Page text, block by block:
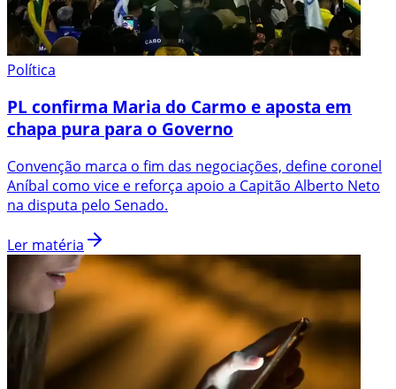
Política
PL confirma Maria do Carmo e aposta em
chapa pura para o Governo
Convenção marca o fim das negociações, define coronel
Aníbal como vice e reforça apoio a Capitão Alberto Neto
na disputa pelo Senado.
Ler matéria